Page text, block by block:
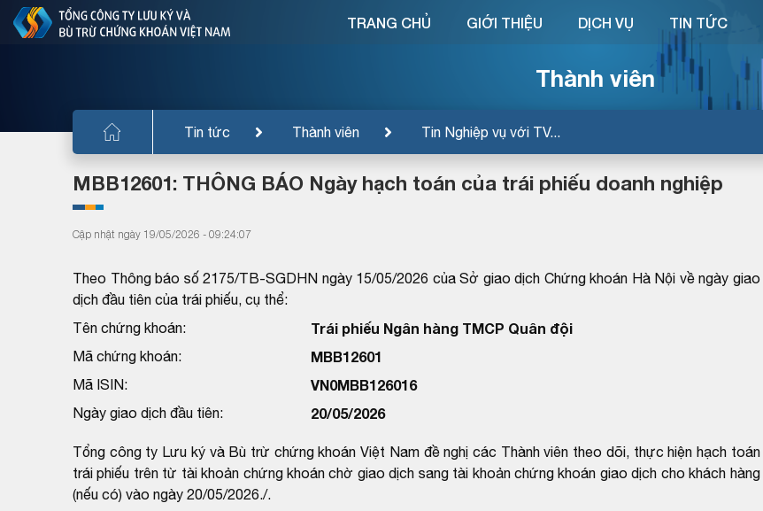
Thành viên
Tin tức Thành viên Tin Nghiệp vụ với TV...
TRANG CHỦ GIỚI THIỆU DỊCH VỤ TIN TỨC
MBB12601: THÔNG BÁO Ngày hạch toán của trái phiếu doanh nghiệp
Cập nhật ngày 19/05/2026 - 09:24:07
Theo Thông báo số 2175/TB-SGDHN ngày 15/05/2026 của Sở giao dịch Chứng khoán Hà Nội về ngày giao
dịch đầu tiên của trái phiếu, cụ thể:
Tên chứng khoán:
Trái phiếu Ngân hàng TMCP Quân đội
Mã chứng khoán: MBB12601
Mã ISIN: VN0MBB126016
Ngày giao dịch đầu tiên: 20/05/2026
Tổng công ty Lưu ký và Bù trừ chứng khoán Việt Nam đề nghị các Thành viên theo dõi, thực hiện hạch toán
trái phiếu trên từ tài khoản chứng khoán chờ giao dịch sang tài khoản chứng khoán giao dịch cho khách hàng
(nếu có) vào ngày 20/05/2026./.